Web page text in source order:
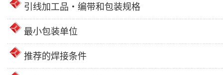
引线加工品・编带和包装规格
最小包装单位
推荐的焊接条件